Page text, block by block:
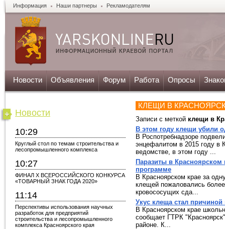
Информация Наши партнеры Рекламодателям
Новости Объявления Форум Работа Опросы
Новости
10:29
Круглый стол по темам строительства и
лесопромышленного комплекса
10:27
ФИНАЛ X ВСЕРОССИЙСКОГО КОНКУРСА
«ТОВАРНЫЙ ЗНАК ГОДА 2020»
11:14
Перспективы использования научных
разработок для предприятий
строительства и лесопромышленного
комплекса Красноярского края
КЛЕЩИ В
Записи с меткой клещи в
В этом году клещи убили
В Роспотребнадзоре
энцефалитом в 2015 году в
ведомстве, в этом году ...
Паразиты в
программе
В Красноярском крае за
клещей пожаловались
кровососущих сда...
Укус клеща стал причиной
В Красноярском крае
сообщает ГТРК
районе. К...